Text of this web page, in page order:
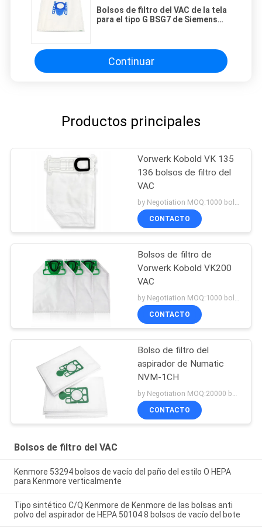
Bolsos de filtro del VAC de la tela
para el tipo G BSG7 de Siemens
Continuar
Productos principales
Vorwerk Kobold VK 135
136 bolsos de filtro del
VAC
by Negotiation MOQ:1000 bolsos/bolsos
CONTACTO
Bolsos de filtro de
Vorwerk Kobold VK200
VAC
CONTACTO
Bolso de filtro del
aspirador de Numatic
NVM-1CH
CONTACTO
Bolsos de filtro del VAC
Kenmore 53294 bolsos de vacío del paño del estilo O HEPA
para Kenmore verticalmente
Tipo sintético C/Q Kenmore de Kenmore de las bolsas anti
polvo del aspirador de HEPA 50104 8 bolsos de vacío del bote